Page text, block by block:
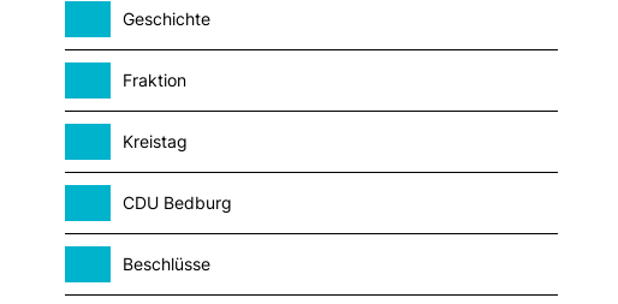
Geschichte
Fraktion
Kreistag
CDU Bedburg
Beschlüsse